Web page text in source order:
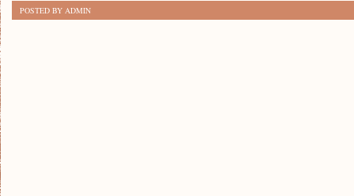
ZOSTAŁA WYŁĄCZONA
POSTED BY ADMIN